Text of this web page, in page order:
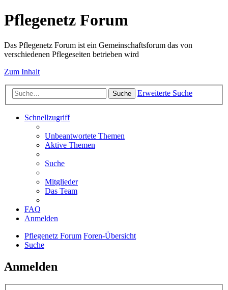
Pflegenetz Forum
Das Pflegenetz Forum ist ein Gemeinschaftsforum das von
verschiedenen Pflegeseiten betrieben wird
Zum Inhalt
Suche Erweiterte Suche
Schnellzugriff
Unbeantwortete Themen
Aktive Themen
Suche
Mitglieder
Das Team
FAQ
Anmelden
Pflegenetz Forum Foren-Übersicht
Suche
Anmelden